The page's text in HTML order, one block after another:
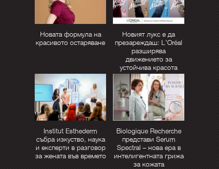
Новата формула на
красивото остаряване
Новият лукс е да
презареждаш: L’Oréal
разширява
движението за
устойчива красота
Institut Esthederm
събра изкуство, наука
и експерти в разговор
за жената във времето
Biologique Recherche
представи Serum
Spectral – нова ера в
интелигентната грижа
за кожата